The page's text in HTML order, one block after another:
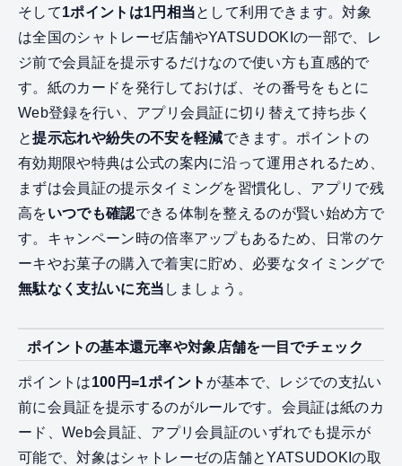
そして1ポイントは1円相当として利用できます。対象
は全国のシャトレーゼ店舗やYATSUDOKIの一部で、レ
ジ前で会員証を提示するだけなので使い方も直感的で
す。紙のカードを発行しておけば、その番号をもとに
Web登録を行い、アプリ会員証に切り替えて持ち歩く
と提示忘れや紛失の不安を軽減できます。ポイントの
有効期限や特典は公式の案内に沿って運用されるため、
まずは会員証の提示タイミングを習慣化し、アプリで残
高をいつでも確認できる体制を整えるのが賢い始め方で
す。キャンペーン時の倍率アップもあるため、日常のケ
ーキやお菓子の購入で着実に貯め、必要なタイミングで
無駄なく支払いに充当 しましょう。
ポイントの基本還元率や対象店舗を一目でチェック
ポイントは100円=1ポイント が基本で、レジでの支払い
前に会員証を提示するのがルールです。会員証は紙のカ
ード、Web会員証、アプリ会員証のいずれでも提示が
可能で、対象はシャトレーゼの店舗とYATSUDOKIの取